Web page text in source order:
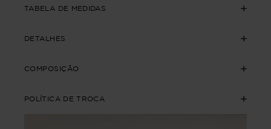
TABELA DE MEDIDAS
DETALHES
COMPOSIÇÃO
POLÍTICA DE TROCA